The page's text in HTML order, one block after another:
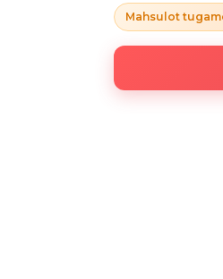
Mahsulot